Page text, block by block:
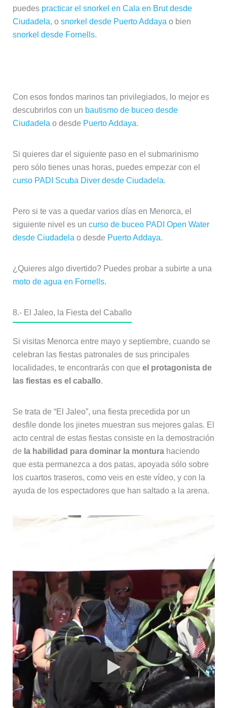
puedes practicar el snorkel en Cala en Brut desde
Ciudadela, o snorkel desde Puerto Addaya o bien
snorkel desde Fornells.
Con esos fondos marinos tan privilegiados, lo mejor es
descubrirlos con un bautismo de buceo desde
Ciudadela o desde Puerto Addaya.
Si quieres dar el siguiente paso en el submarinismo
pero sólo tienes unas horas, puedes empezar con el
curso PADI Scuba Diver desde Ciudadela.
Pero si te vas a quedar varios días en Menorca, el
siguiente nivel es un curso de buceo PADI Open Water
desde Ciudadela o desde Puerto Addaya.
¿Quieres algo divertido? Puedes probar a subirte a una
moto de agua en Fornells.
8.- El Jaleo, la Fiesta del Caballo
Si visitas Menorca entre mayo y septiembre, cuando se
celebran las fiestas patronales de sus principales
localidades, te encontrarás con que el protagonista de
las fiestas es el caballo.
Se trata de “El Jaleo”, una fiesta precedida por un
desfile donde los jinetes muestran sus mejores galas. El
acto central de estas fiestas consiste en la demostración
de la habilidad para dominar la monturahaciendo
que esta permanezca a dos patas, apoyada sólo sobre
los cuartos traseros, como veis en este vídeo, y con la
ayuda de los espectadores que han saltado a la arena.